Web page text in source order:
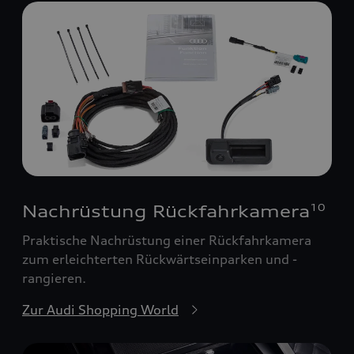
Nachrüstung Rückfahrkamera 10
Praktische Nachrüstung einer Rückfahrkamera
zum erleichterten Rückwärtseinparken und -
rangieren.
Zur Audi Shopping World